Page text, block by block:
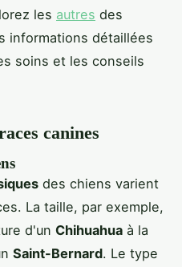
les autres des
informations détaillées
soins et les conseils
canines
des chiens varient
La taille, par exemple,
d'un Chihuahua à la
Saint-Bernard. Le type